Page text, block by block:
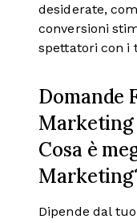
desiderate,
conversioni
spettatori con i
Domande
Marketing
Cosa è
Dipende dal